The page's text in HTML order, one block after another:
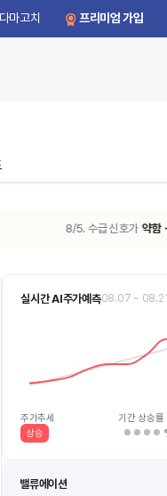
마고치 프리미엄 가입
8/5. 수급 신호가약함 → 보
실시간 AI주가예측08.07 ~ 08.21
0…08.1008.11 08.1408.1808.19
주가추세
상승
기간 상승률
밸류에이션